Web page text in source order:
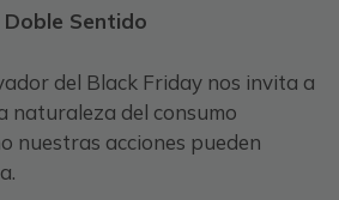
Sentido
del Black Friday nos invita a
naturaleza del consumo
nuestras acciones pueden